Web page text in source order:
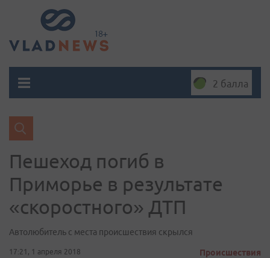
2 балла
Пешеход погиб в
Приморье в результате
«скоростного» ДТП
Автолюбитель с места происшествия скрылся
17:21, 1 апреля 2018 Происшествия